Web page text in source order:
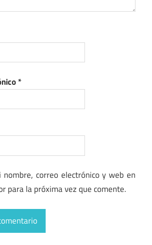
*
nombre, correo electrónico y web en
para la próxima vez que comente.